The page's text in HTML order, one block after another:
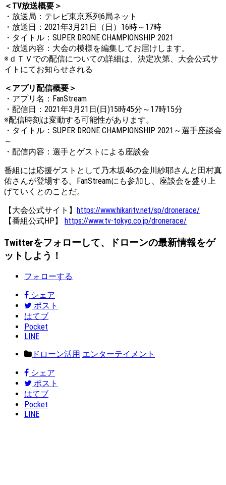
＜TV放送概要＞
・放送局：テレビ東京系列6局ネット
・放送日：2021年3月21日（日）16時～17時
・タイトル：SUPER DRONE CHAMPIONSHIP 2021
・放送内容：大会の模様を編集してお届けします。
※ｄＴＶでの配信についての詳細は、決定次第、大会公式サ
イトにてお知らせされる
＜アプリ配信概要＞
・アプリ名：FanStream
・配信日：2021年3月21日(日)15時45分～17時15分
※配信時刻は変動する可能性があります。
・タイトル：SUPER DRONE CHAMPIONSHIP 2021～選手座談会
～
・配信内容：選手とゲストによる座談会
番組には応援ゲストとして乃木坂46の金川紗耶さんと田村真
佑さんが登場する。FanStreamにも参加し、座談会を盛り上
げていくとのことだ。
【大会公式サイト】 https://www.hikaritv.net/sp/dronerace/
【番組公式HP】 https://www.tv-tokyo.co.jp/dronerace/
Twitterをフォローして、ドローンの最新情報をゲ
ットしよう！
フォローする
シェア
ポスト
はてブ
Pocket
LINE
ドローン活用 エンターテイメント
シェア
ポスト
はてブ
Pocket
LINE